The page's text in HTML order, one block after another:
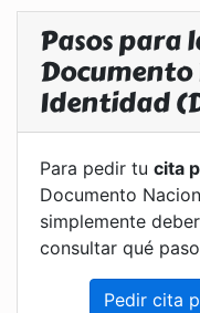
Pasos para
Documento
Identidad
Para pedir tu cita
Documento
simplemente
consultar qué
Pedir cita